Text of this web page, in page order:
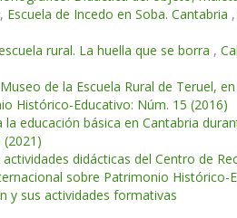
Escuela de Incedo en Soba. Cantabria ,
rural. La huella que se borra ,
Museo de la Escuela Rural de Teruel,
Histórico-Educativo: Núm. 15 (2016)
la educación básica en Cantabria
actividades didácticas del Centro de
sobre Patrimonio
y sus actividades formativas